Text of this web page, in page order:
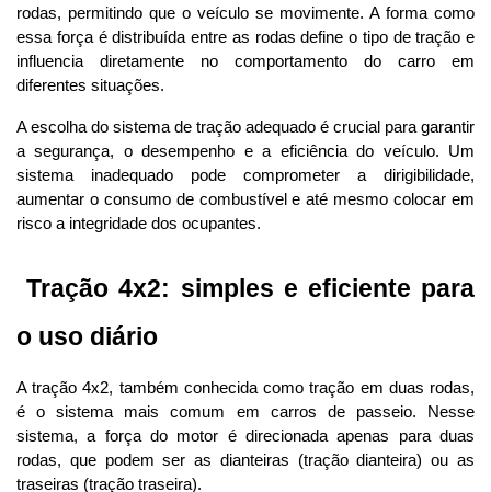
rodas, permitindo que o veículo se movimente. A forma como
essa força é distribuída entre as rodas define o tipo de tração e
influencia diretamente no comportamento do carro em
diferentes situações.
A escolha do sistema de tração adequado é crucial para garantir
a segurança, o desempenho e a eficiência do veículo. Um
sistema inadequado pode comprometer a dirigibilidade,
aumentar o consumo de combustível e até mesmo colocar em
risco a integridade dos ocupantes.
Tração 4x2: simples e eficiente para
o uso diário
A tração 4x2, também conhecida como tração em duas rodas,
é o sistema mais comum em carros de passeio. Nesse
sistema, a força do motor é direcionada apenas para duas
rodas, que podem ser as dianteiras (tração dianteira) ou as
traseiras (tração traseira).